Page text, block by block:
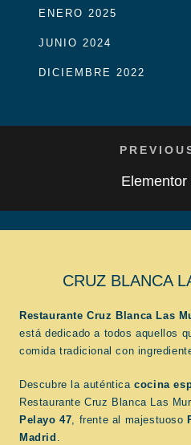
ENERO 2025
JUNIO 2024
DICIEMBRE 2022
Elementor
CRUZ BLANCA
Restaurante Cruz Blanca Las
está dedicado a todos aquellos
comida tradicional con
Descubre la auténticacocina
Restaurante Cruz Blanca Las
Pelayo 47, frente al majestuoso
Madrid .